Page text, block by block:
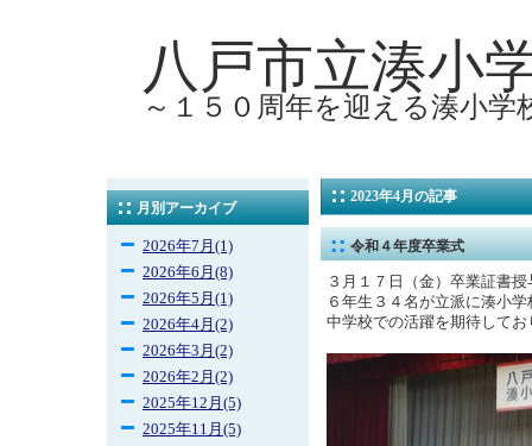
八戸市立湊小
～１５０周年を迎える湊小学
月別アーカイブ
2026年7月(1)
2026年6月(8)
2026年5月(1)
2026年4月(2)
2026年3月(2)
2026年2月(2)
2025年12月(5)
2025年11月(5)
2023年4月の記事
令和４年度卒業式
３月１７日（金）卒業証書
６年生３４名が立派に湊小
中学校での活躍を期待してお